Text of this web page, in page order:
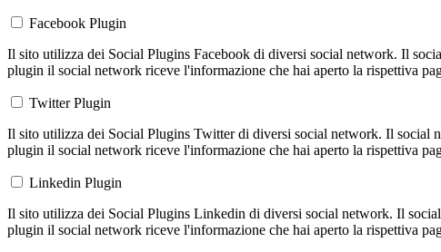
Facebook Plugin
Il sito utilizza dei Social Plugins Facebook di diversi social network. Il
plugin il social network riceve l'informazione che hai aperto la rispettiva
Twitter Plugin
Il sito utilizza dei Social Plugins Twitter di diversi social network. Il social
plugin il social network riceve l'informazione che hai aperto la rispettiva
Linkedin Plugin
Il sito utilizza dei Social Plugins Linkedin di diversi social network. Il
plugin il social network riceve l'informazione che hai aperto la rispettiva